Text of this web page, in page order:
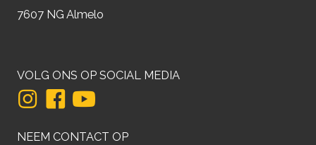
7607 NG Almelo
VOLG ONS OP SOCIAL MEDIA
NEEM CONTACT OP